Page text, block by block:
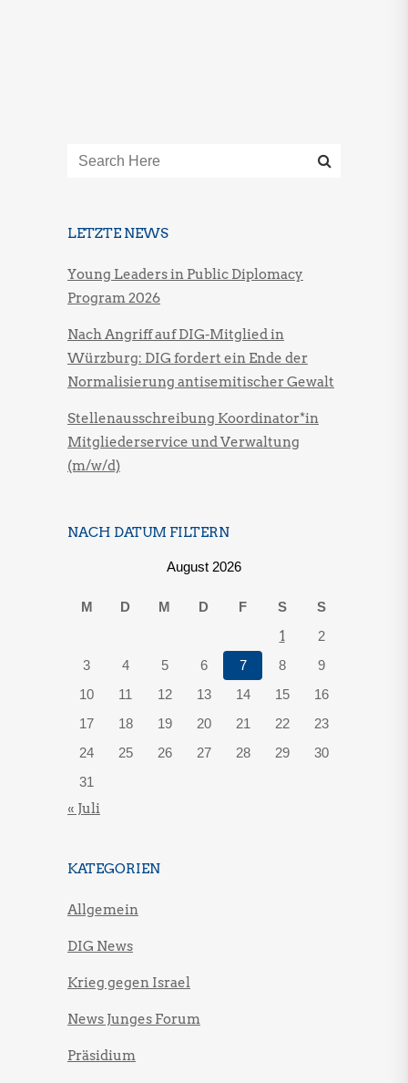
LETZTE NEWS
Young Leaders in Public Diplomacy
Program 2026
Nach Angriff auf DIG-Mitglied in
Würzburg: DIG fordert ein Ende der
Normalisierung antisemitischer Gewalt
Stellenausschreibung Koordinator*in
Mitgliederservice und Verwaltung
(m/w/d)
NACH DATUM FILTERN
August 2026
M D M D F S S
1
2
3
4 5 6 7 8
9
10
11 12 13 14 15
16
17
18 19 20 21 22
23
24
25 26 27 28 29
30
31
« Juli
KATEGORIEN
Allgemein
DIG News
Krieg gegen Israel
News Junges Forum
Präsidium